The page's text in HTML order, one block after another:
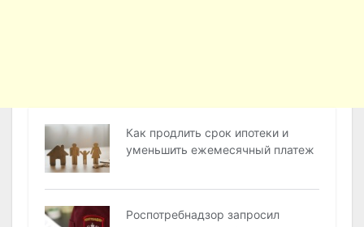
Как продлить срок ипотеки и
уменьшить ежемесячный платеж
Роспотребнадзор запросил